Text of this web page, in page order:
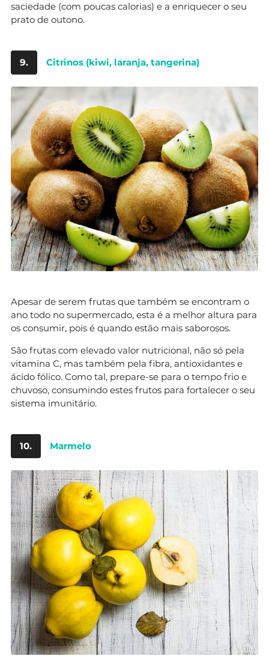
saciedade (com poucas calorias) e a enriquecer o seu
prato de outono.
9. Citrinos (kiwi, laranja, tangerina)
Apesar de serem frutas que também se encontram o
ano todo no supermercado, esta é a melhor altura para
os consumir, pois é quando estão mais saborosos.
São frutas com elevado valor nutricional, não só pela
vitamina C, mas também pela fibra, antioxidantes e
ácido fólico. Como tal, prepare-se para o tempo frio e
chuvoso, consumindo estes frutos para fortalecer o seu
sistema imunitário.
10. Marmelo